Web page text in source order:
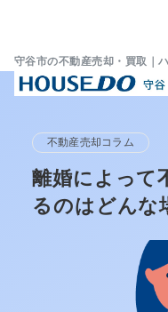
守谷市の不動産売却・買取｜
home ブログ 不動産
不動産売却コラム
離婚によって
るのはどんな